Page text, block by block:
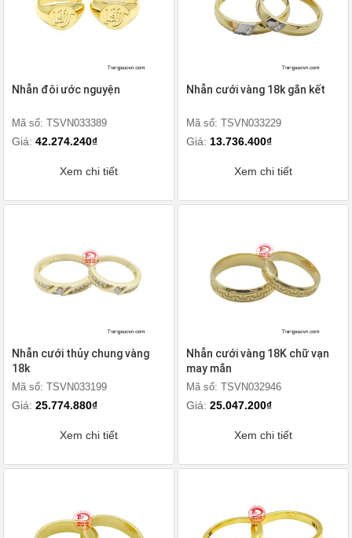
Nhẫn đôi ước nguyện
Mã số: TSVN033389
Giá: 42.274.240₫
Xem chi tiết
Nhẫn cưới vàng 18k gắn kết
Mã số: TSVN033229
Giá: 13.736.400₫
Xem chi tiết
Nhẫn cưới thủy chung vàng
18k
Mã số: TSVN033199
Giá: 25.774.880₫
Xem chi tiết
Nhẫn cưới vàng 18K chữ vạn
may mắn
Mã số: TSVN032946
Giá: 25.047.200₫
Xem chi tiết